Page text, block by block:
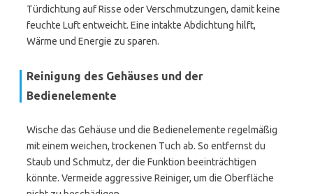
Türdichtung auf Risse oder Verschmutzungen, damit keine
feuchte Luft entweicht. Eine intakte Abdichtung hilft,
Wärme und Energie zu sparen.
Reinigung des Gehäuses und der
Bedienelemente
Wische das Gehäuse und die Bedienelemente regelmäßig
mit einem weichen, trockenen Tuch ab. So entfernst du
Staub und Schmutz, der die Funktion beeinträchtigen
könnte. Vermeide aggressive Reiniger, um die Oberfläche